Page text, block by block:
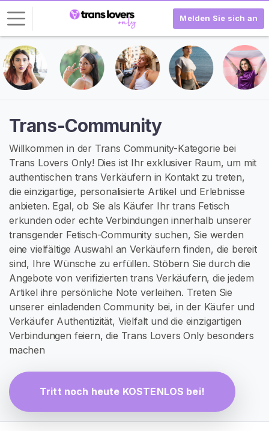
Melden Sie sich an
Trans-Community
Willkommen in der Trans Community-Kategorie bei
Trans Lovers Only! Dies ist Ihr exklusiver Raum, um mit
authentischen trans Verkäufern in Kontakt zu treten,
die einzigartige, personalisierte Artikel und Erlebnisse
anbieten. Egal, ob Sie als Käufer Ihr trans Fetisch
erkunden oder echte Verbindungen innerhalb unserer
transgender Fetisch-Community suchen, Sie werden
eine vielfältige Auswahl an Verkäufern finden, die bereit
sind, Ihre Wünsche zu erfüllen. Stöbern Sie durch die
Angebote von verifizierten trans Verkäufern, die jedem
Artikel ihre persönliche Note verleihen. Treten Sie
unserer einladenden Community bei, in der Käufer und
Verkäufer Authentizität, Vielfalt und die einzigartigen
Verbindungen feiern, die Trans Lovers Only besonders
machen
Tritt noch heute KOSTENLOS bei!
o
g
-
n
R
E
G
I
T
R
I
E
R
E
N
S
I
E
S
I
C
H
O
S
T
E